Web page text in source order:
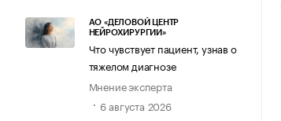
АО «ДЕЛОВОЙ ЦЕНТР
НЕЙРОХИРУРГИИ»
Что чувствует пациент, узнав о
тяжелом диагнозе
Мнение эксперта
6 августа 2026